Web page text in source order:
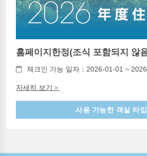
홈페이지한정(조식 포함되지 않
체크인 가능 일자：2026-01-01 ~
자세히 보기＞
사용 가능한 객실 타입